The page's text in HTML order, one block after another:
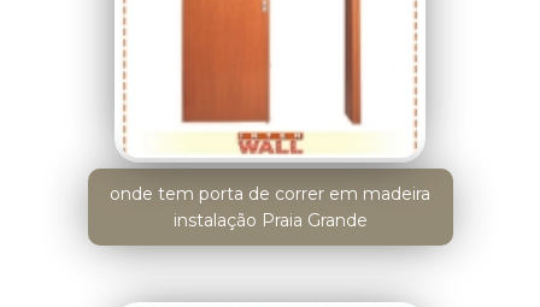
onde tem porta de correr em madeira
instalação Praia Grande